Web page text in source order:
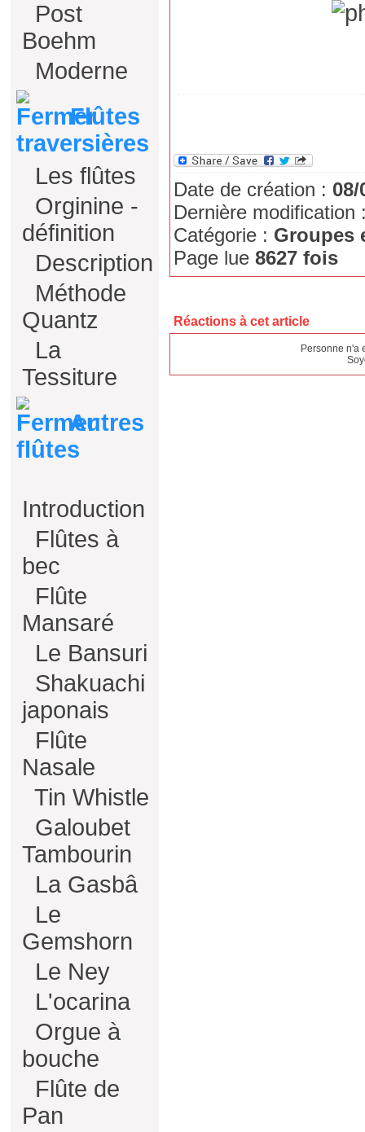
Post
Boehm
Moderne
Flûtes
traversières
Les flûtes
Orginine -
définition
Description
Méthode
Quantz
La
Tessiture
Autres
flûtes
Introduction
Flûtes à
bec
Flûte
Mansaré
Le Bansuri
Shakuachi
japonais
Flûte
Nasale
Tin Whistle
Galoubet
Tambourin
La Gasbâ
Le
Gemshorn
Le Ney
L'ocarina
Orgue à
bouche
Flûte de
Pan
Date de création : 08/
Dernière
Catégorie : Groupes
Page lue 8627 fois
Réactions à cet article
Personne n'a